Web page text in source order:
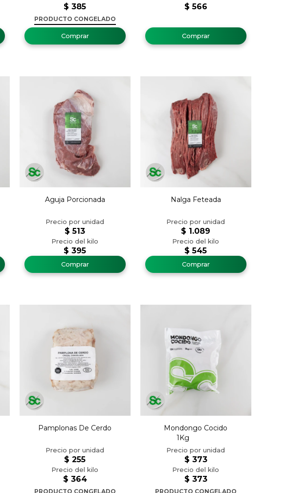
$ 385
PRODUCTO CONGELADO
$ 566
Aguja Porcionada
$ 395
$ 513
Nalga Feteada
$ 545
$ 1.089
Pamplonas De Cerdo
$ 364
$ 255
PRODUCTO CONGELADO
Mondongo Cocido
1Kg
$ 373
$ 373
PRODUCTO CONGELADO